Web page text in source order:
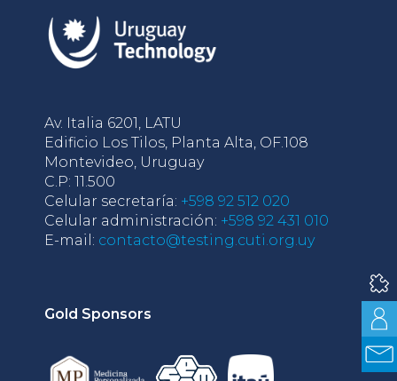
Av. Italia 6201, LATU
Edificio Los Tilos, Planta Alta, OF.108
Montevideo, Uruguay
C.P: 11.500
Celular secretaría: +598 92 512 020
Celular administración: +598 92 431 010
E-mail: contacto@testing.cuti.org.uy
Gold Sponsors